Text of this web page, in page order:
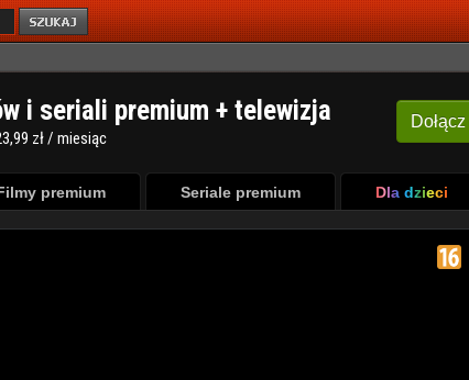
Dołącz
i seriali premium + telewizja
zł / miesiąc
premium Seriale premium Dla dzieci